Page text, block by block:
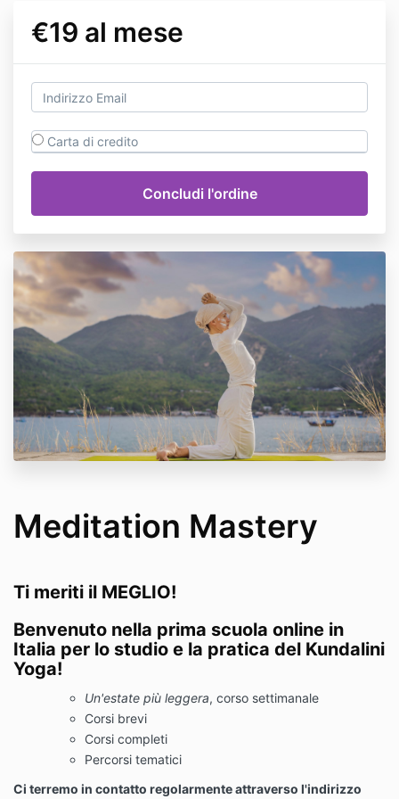
€19 al mese
Carta di credito
Meditation Mastery
Ti meriti il MEGLIO!
Benvenuto nella prima scuola online in
Italia per lo studio e la pratica del Kundalini
Yoga!
Un'estate più leggera, corso settimanale
Corsi brevi
Corsi completi
Percorsi tematici
Ci terremo in contatto regolarmente attraverso l'indirizzo